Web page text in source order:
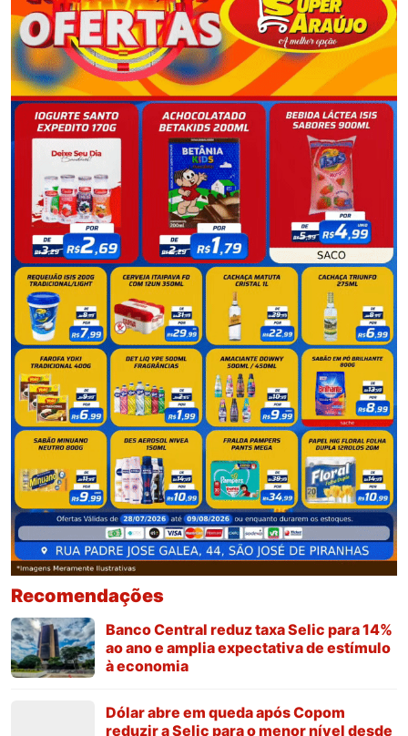
Recomendações
Banco Central reduz taxa Selic para 14%
ao ano e amplia expectativa de estímulo
à economia
Dólar abre em queda após Copom
reduzir a Selic para o menor nível desde